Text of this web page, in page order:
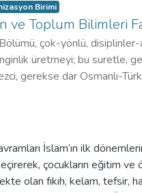
Birimi
ve Toplum Bilimleri
çok-yönlü,
üretmeyi; bu suretle,
gerekse dar Osmanlı-Türk
İslam’ın ilk
çocukların eğitim ve
olan fıkıh, kelam, tefsir,